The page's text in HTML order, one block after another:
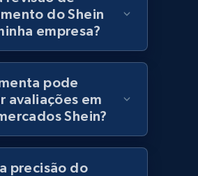
Images, Final price,
Initial price, and more.
Comece agora
do Shein
empresa?
pode
avaliações em
Shein?
precisão do